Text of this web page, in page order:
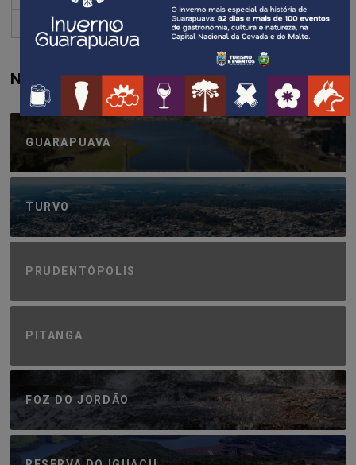
... »
NAVEGUE PELA REGIÃO
GUARAPUAVA
TURVO
PRUDENTÓPOLIS
PITANGA
FOZ DO JORDÃO